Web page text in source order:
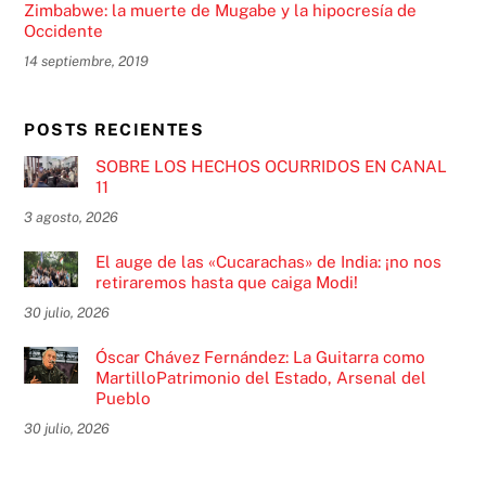
Zimbabwe: la muerte de Mugabe y la hipocresía de
Occidente
14 septiembre, 2019
POSTS RECIENTES
SOBRE LOS HECHOS OCURRIDOS EN CANAL
11
3 agosto, 2026
El auge de las «Cucarachas» de India: ¡no nos
retiraremos hasta que caiga Modi!
30 julio, 2026
Óscar Chávez Fernández: La Guitarra como
MartilloPatrimonio del Estado, Arsenal del
Pueblo
30 julio, 2026